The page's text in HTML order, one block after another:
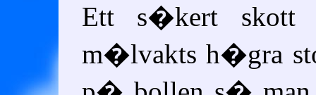
Ett s�kert skott
m�lvakts h�gra